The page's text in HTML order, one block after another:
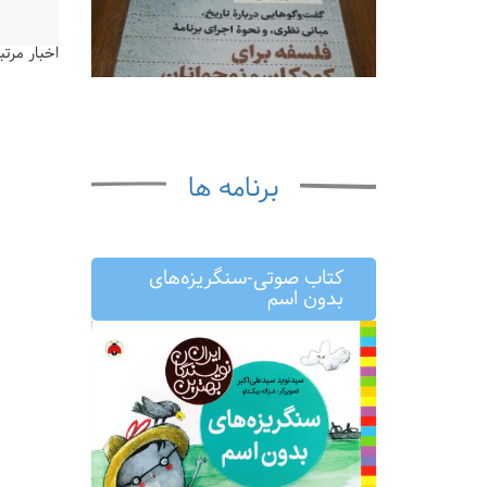
برنامه ها
کتاب صوتی-سنگریزه‌های
بدون اسم
اخبار